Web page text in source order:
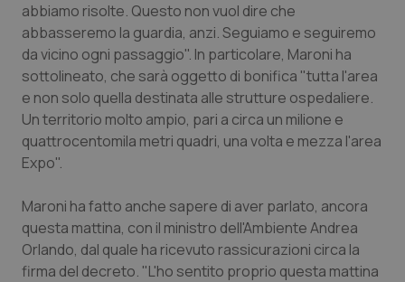
Psoriasi & pelle
Quotidiano Cardiologia
Quotidiano Chirurgia
Quotidiano Oncologia
Quotidiano Pediatria
Rene & patologie urogenitali
abbiamo risolte. Questo non vuol dire che
abbasseremo la guardia, anzi. Seguiamo e seguiremo
da vicino ogni passaggio". In particolare, Maroni ha
sottolineato, che sarà oggetto di bonifica "tutta l'area
e non solo quella destinata alle strutture ospedaliere.
Un territorio molto ampio, pari a circa un milione e
quattrocentomila metri quadri, una volta e mezza l'area
Expo".
Maroni ha fatto anche sapere di aver parlato, ancora
questa mattina, con il ministro dell'Ambiente Andrea
Orlando, dal quale ha ricevuto rassicurazioni circa la
firma del decreto. "L'ho sentito proprio questa mattina